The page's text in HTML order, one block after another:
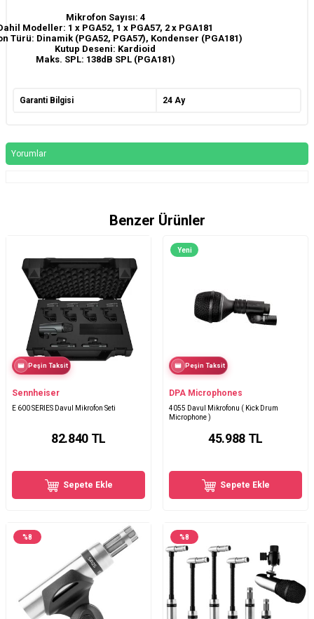
Mikrofon Sayısı: 4
Modeller: 1 x PGA52, 1 x PGA57, 2 x PGA181
Türü: Dinamik (PGA52, PGA57), Kondenser (PGA181)
Kutup Deseni: Kardioid
Maks. SPL: 138dB SPL (PGA181)
Garanti Bilgisi 24 Ay
Yorumlar
Benzer Ürünler
Peşin Taksit
Sennheiser
E 600 SERIES Davul Mikrofon Seti
82.840TL
Sepete Ekle
Yeni
Peşin Taksit
DPA Microphones
4055 Davul Mikrofonu ( Kick Drum
Microphone )
45.988TL
Sepete Ekle
%8 %8